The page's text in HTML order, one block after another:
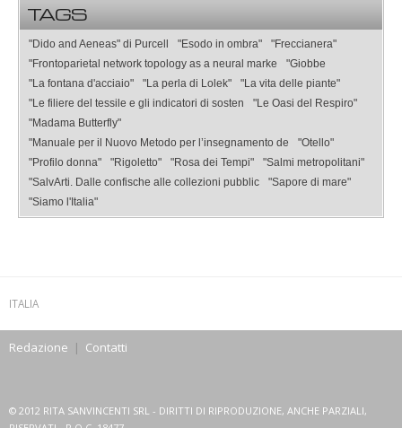
TAGS
"Dido and Aeneas" di Purcell "Esodo in ombra"
"Freccianera"
"Frontoparietal network topology as a neural marke
"Giobbe
"La fontana d'acciaio"
"La perla di Lolek"
"La vita delle piante"
"Le filiere del tessile e gli indicatori di sosten
"Le Oasi del Respiro"
"Madama Butterfly"
"Manuale per il Nuovo Metodo per l’insegnamento de
"Otello"
"Profilo donna"
"Rigoletto" "Rosa dei Tempi"
"Salmi metropolitani"
"SalvArti. Dalle confische alle collezioni pubblic
"Sapore di mare"
"Siamo l'Italia"
ITALIA
Redazione | Contatti
© 2012 RITA SANVINCENTI SRL - DIRITTI DI RIPRODUZIONE, ANCHE PARZIALI,